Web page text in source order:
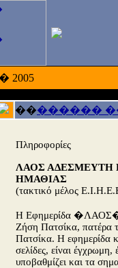
��������
Πληροφορίες
ΛΑΟΣ
ΗΜΑΘΙΑΣ
(τακτικό μέλος
Η Εφημερίδα �ΛΑΟΣ�
Ζήση Πατσίκα, πατέρα
Πατσίκα. Η εφημερίδα
σελίδες, είναι
υποβαθμίζει και τα